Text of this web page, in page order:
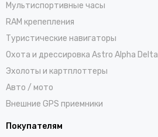
Мультиспортивные часы
RAM крепепления
Туристические навигаторы
Охота и дрессировка Astro Alpha Delta
Эхолоты и картплоттеры
Авто / мото
Внешние GPS приемники
Покупателям